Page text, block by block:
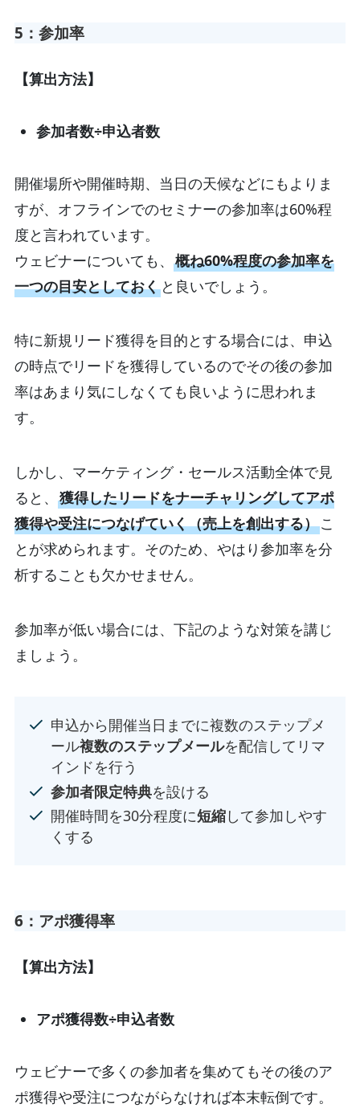
5：参加率
【算出方法】
参加者数÷申込者数
開催場所や開催時期、当日の天候などにもよりま
すが、オフラインでのセミナーの参加率は60%程
度と言われています。
ウェビナーについても、 概ね60%程度の参加率を
一つの目安としておくと良いでしょう。
特に新規リード獲得を目的とする場合には、申込
の時点でリードを獲得しているのでその後の参加
率はあまり気にしなくても良いように思われま
す。
しかし、マーケティング・セールス活動全体で見
ると、 獲得したリードをナーチャリングしてアポ
獲得や受注につなげていく（売上を創出する）こ
とが求められます。そのため、やはり参加率を分
析することも欠かせません。
参加率が低い場合には、下記のような対策を講じ
ましょう。
申込から開催当日までに複数のステップメ
ール複数のステップメールを配信してリマ
インドを行う
参加者限定特典を設ける
開催時間を30分程度に短縮して参加しやす
くする
6：アポ獲得率
【算出方法】
アポ獲得数÷申込者数
ウェビナーで多くの参加者を集めてもその後のア
ポ獲得や受注につながらなければ本末転倒です。